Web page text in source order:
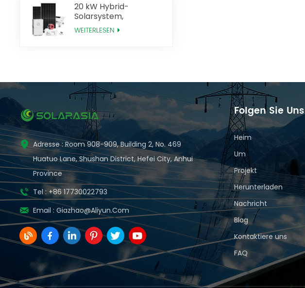
20 kW Hybrid-
Solarsystem,
Solarenergie-
Komplettsystem
WEITERLESEN
Adresse : Room 908-909, Building 2, No. 469
Huatuo Lane, Shushan District, Hefei City, Anhui
Province
Tel : +86 17730022793
Email :Giazhao@aliyun.com
Folgen Sie Uns
Heim
Um
Projekt
Herunterladen
Nachricht
Blog
Kontaktiere uns
FAQ